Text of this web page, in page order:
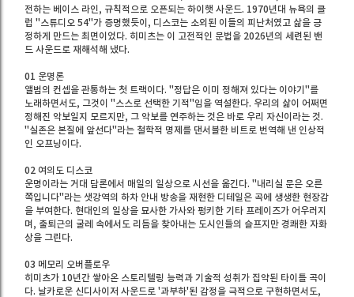
전하는 베이스 라인, 규칙적으로 오픈되는 하이햇 사운드. 1970년대 뉴욕의 클
럽 "스튜디오 54"가 증명했듯이, 디스코는 소외된 이들의 피난처였고 삶을 긍
정하게 만드는 최면이었다. 히미츠는 이 고전적인 문법을 2026년의 세련된 밴
드 사운드로 재해석해 냈다.
01 운명론
앨범의 컨셉을 관통하는 첫 트랙이다. "정답은 이미 정해져 있다는 이야기"를
노래하면서도, 그것이 "스스로 선택한 기적"임을 역설한다. 우리의 삶이 어쩌면
정해진 악보일지 모르지만, 그 악보를 연주하는 것은 바로 우리 자신이라는 것.
"실존은 본질에 앞선다"라는 철학적 명제를 댄서블한 비트로 번역해 낸 인상적
인 오프닝이다.
02 여의도 디스코
운명이라는 거대 담론에서 매일의 일상으로 시선을 옮긴다. "내리실 문은 오른
쪽입니다"라는 샛강역의 하차 안내 방송을 재현한 디테일은 곡에 생생한 현장감
을 부여한다. 현대인의 일상을 묘사한 가사와 펑키한 기타 프레이즈가 어우러지
며, 출퇴근의 굴레 속에서도 리듬을 찾아내는 도시인들의 슬프지만 경쾌한 자화
상을 그린다.
03 메모리 오버플로우
히미츠가 10년간 쌓아온 스토리텔링 능력과 기술적 성취가 집약된 타이틀 곡이
다. 날카로운 신디사이저 사운드로 '과부하'된 감정을 극적으로 구현하면서도,